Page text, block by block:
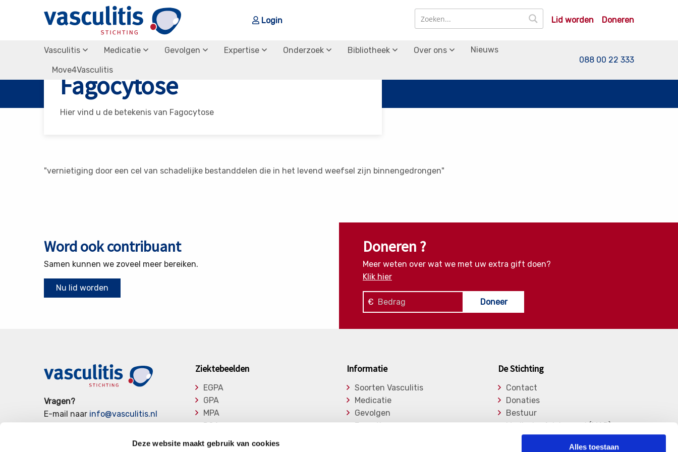
Deze website maakt gebruik van cookies Alles toestaan
Login
Zoek
Lid worden Doneren
Vasculitis Medicatie Gevolgen Expertise Onderzoek Bibliotheek Over ons Nieuws
Move4Vasculitis
088 00 22 333
Fagocytose
Hier vind u de betekenis van Fagocytose
"vernietiging door een cel van schadelijke bestanddelen die in het levend weefsel zijn binnengedrongen"
Word ook contribuant
Samen kunnen we zoveel meer bereiken.
Nu lid worden
Doneren ?
Meer weten over wat we met uw extra gift doen?
Klik hier
€ Doneer
Vragen?
E-mail naar info@vasculitis.nl
Elke werkdag van 10:00 – 17:00
Ziektebeelden
EGPA
GPA
MPA
RCA
Takayasu
Informatie
Soorten Vasculitis
Medicatie
Gevolgen
Expertise
De Stichting
Contact
Donaties
Bestuur
Medische Adviesraad (MAR)
Lid worden